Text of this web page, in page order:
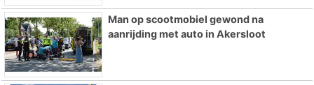
Man op scootmobiel gewond na
aanrijding met auto in Akersloot